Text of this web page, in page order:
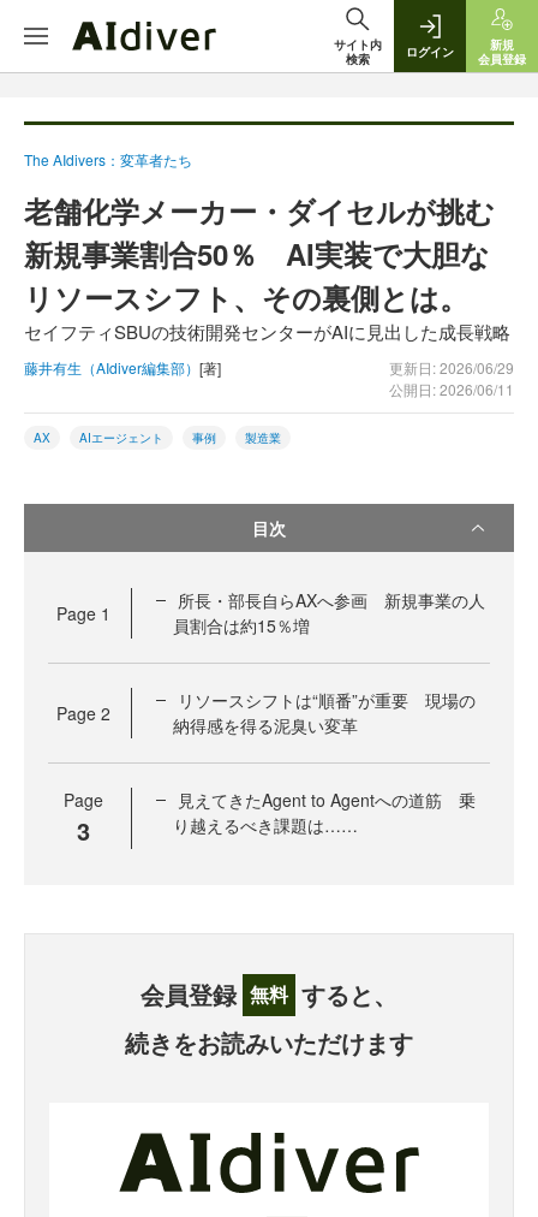
サイト内
検索
ログイン
新規
会員登録
The AIdivers：変革者たち
老舗化学メーカー・ダイセルが挑む
新規事業割合50％ AI実装で大胆な
リソースシフト、その裏側とは。
セイフティSBUの技術開発センターがAIに見出した成長戦略
藤井有生（AIdiver編集部） [著]
更新日: 2026/06/29
公開日: 2026/06/11
AX AIエージェント 事例 製造業
目次
Page 1
所長・部長自らAXへ参画 新規事業の人
員割合は約15％増
Page 2
リソースシフトは“順番”が重要 現場の
納得感を得る泥臭い変革
Page
3
見えてきたAgent to Agentへの道筋 乗
り越えるべき課題は……
会員登録 無料 すると、
続きをお読みいただけます